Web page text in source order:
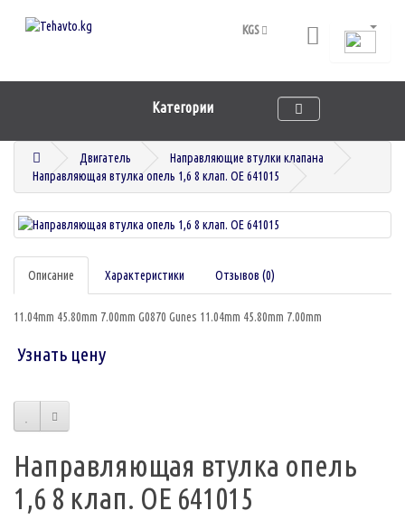
KGS
Категории
Двигатель
Направляющие втулки клапана
Направляющая втулка опель 1,6 8 клап. OE 641015
Описание Характеристики Отзывов (0)
11.04mm 45.80mm 7.00mm G0870 Gunes 11.04mm 45.80mm 7.00mm
Узнать цену
Направляющая втулка опель
1,6 8 клап. OE 641015